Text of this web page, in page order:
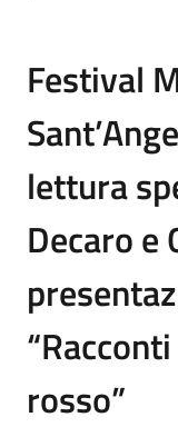
Festival
lettura
Decaro e
rosso”